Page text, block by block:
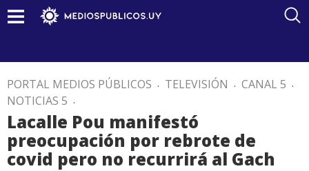
PORTAL MEDIOS PÚBLICOS . TELEVISIÓN . CANAL 5 .
NOTICIAS 5 .
Lacalle Pou manifestó
preocupación por rebrote de
covid pero no recurrirá al Gach